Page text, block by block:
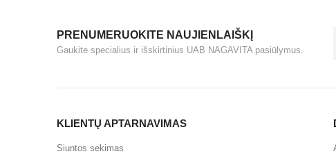
PRENUMERUOKITE NAUJIENLAIŠKĮ
Gaukite specialius ir išskirtinius UAB NAGAVITA pasiūlymus.
KLIENTŲ APTARNAVIMAS
Siuntos sekimas